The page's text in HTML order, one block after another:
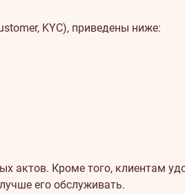
KYC), приведены ниже:
актов. Кроме того, клиентам
его обслуживать.